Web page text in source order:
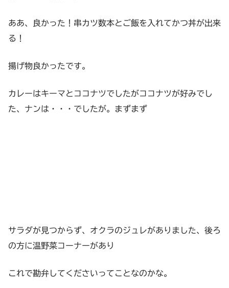
ああ、良かった！串カツ数本とご飯を入れてかつ丼が出来
る！
揚げ物良かったです。
カレーはキーマとココナツでしたがココナツが好みでし
た、ナンは・・・でしたが。まずまず
サラダが見つからず、オクラのジュレがありました、後ろ
の方に温野菜コーナーがあり
これで勘弁してくださいってことなのかな。